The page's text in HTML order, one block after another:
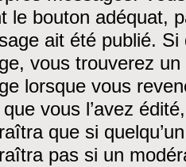
le bouton adéquat,
ait été publié. Si
vous trouverez
lorsque vous
vous l’avez
que si
pas si un